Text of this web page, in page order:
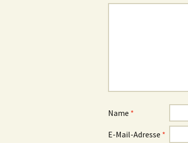
Name *
E-Mail-Adresse *